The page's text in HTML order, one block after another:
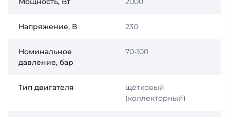
Напряжение, В 230
Номинальное
давление, бар
70-100
Тип двигателя
щётковый
(коллекторный)